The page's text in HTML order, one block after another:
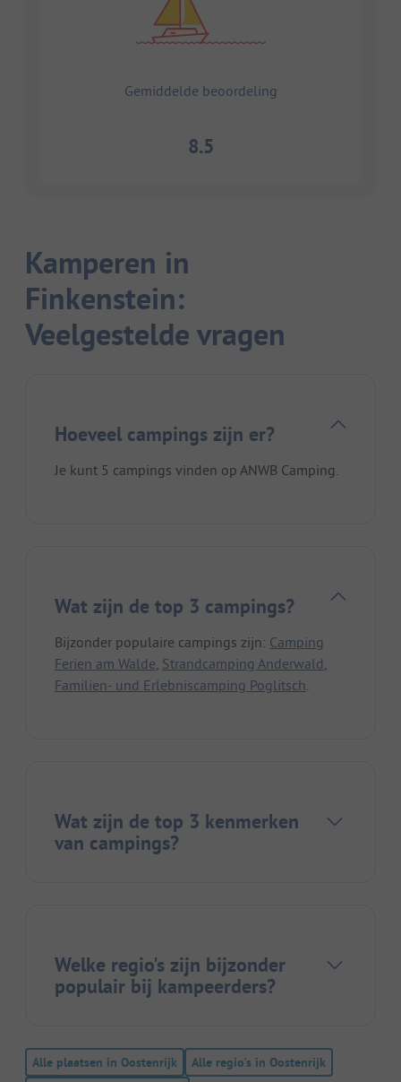
Gemiddelde beoordeling
8.5
Kamperen in
Finkenstein:
Veelgestelde vragen
Hoeveel campings zijn er?
Je kunt 5 campings vinden op ANWB Camping.
Wat zijn de top 3 campings?
Bijzonder populaire campings zijn: Camping
Ferien am Walde, Strandcamping Anderwald,
Familien- und Erlebniscamping Poglitsch.
Wat zijn de top 3 kenmerken
van campings?
Welke regio's zijn bijzonder
populair bij kampeerders?
Alle plaatsen in Oostenrijk
Alle regio's in Oostenrijk